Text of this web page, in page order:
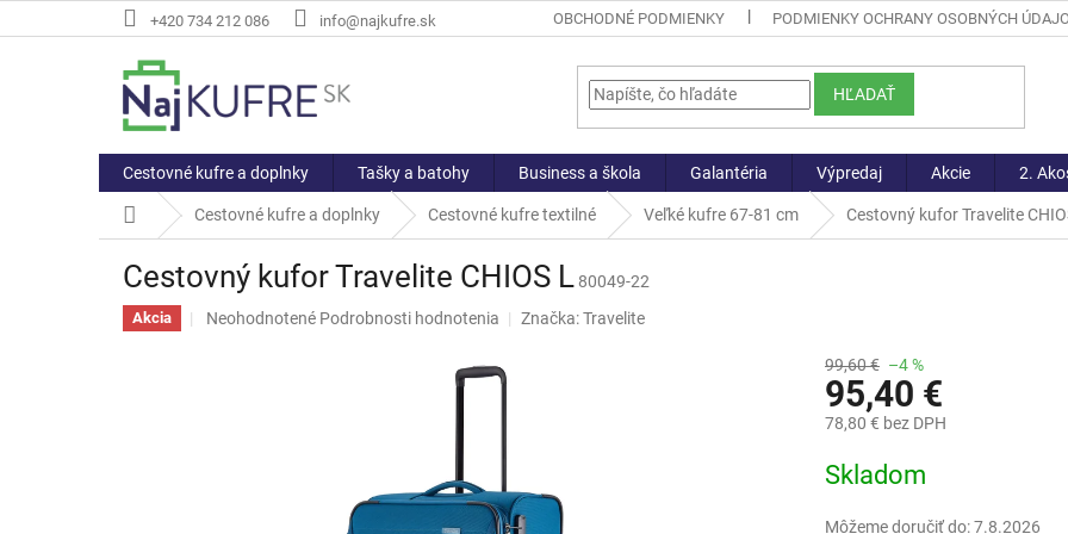
na
+420 734 212 086 info@najkufre.sk OBCHODNÉ PODMIENKY PODMIENKY OCHRANY OSOBNÝCH
HĽADAŤ
Cestovné kufre a doplnky Tašky a batohy Business a škola Galantéria Výpredaj Akcie 2.
DomovCestovné kufre a doplnky Cestovné kufre textilné Veľké kufre 67-81 cm Cestovný kufor Travelite
Cestovný kufor Travelite CHIOS L 80049-22
Akcia
Priemerné
Neohodnotené Podrobnosti hodnotenia Značka:Travelite
99,60 € –4 %
95,40 €
78,80 € bez DPH
cena:
Skladom
Môžeme doručiť do:7.8.2026